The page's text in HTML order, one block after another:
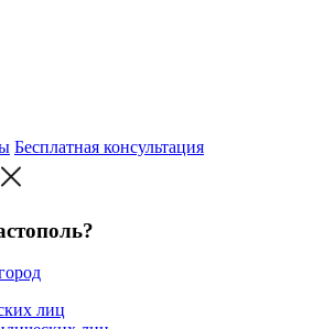
Бесплатная консультация
лиц